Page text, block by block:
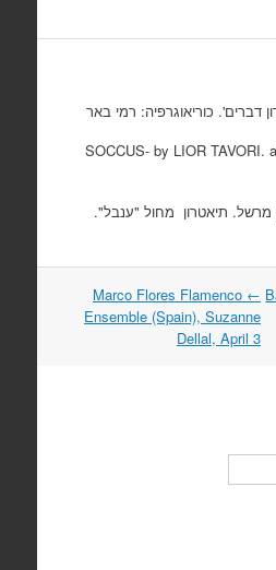
דברים'. כוריאוגרפיה: רמי באר
SOCCUS- by LIOR TAVORI.
מרשל. תיאטרון מחול "ענבל".
←
Marco Flores Flamenco
Ensemble (Spain), Suzanne
Dellal, April 3